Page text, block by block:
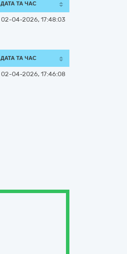
ДАТА ТА ЧАС
02-04-2026, 17:48:03
ДАТА ТА ЧАС
02-04-2026, 17:46:08